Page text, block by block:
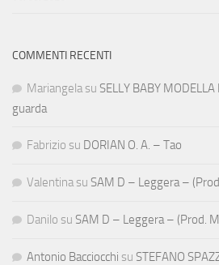
COMMENTI RECENTI
Mariangela su SELLY BABY
guarda
Fabrizio su DORIAN O. A. – Tao
Valentina su SAM D – Leggera –
Danilo su SAM D – Leggera – (Prod.
Antonio Bacciocchi su STEFANO